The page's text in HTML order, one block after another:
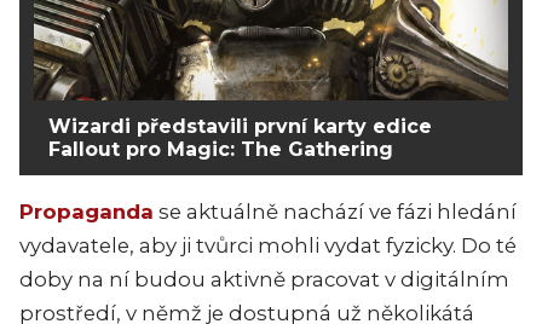
Wizardi představili první karty edice
Fallout pro Magic: The Gathering
Propaganda se aktuálně nachází ve fázi hledání
vydavatele, aby ji tvůrci mohli vydat fyzicky. Do té
doby na ní budou aktivně pracovat v digitálním
prostředí, v němž je dostupná už několikátá